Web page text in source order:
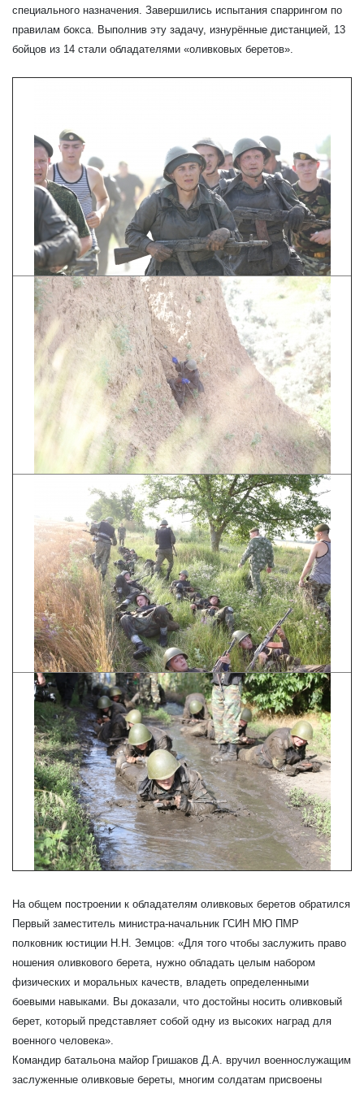
специального назначения. Завершились испытания спаррингом по
правилам бокса. Выполнив эту задачу, изнурённые дистанцией, 13
бойцов из 14 стали обладателями «оливковых беретов».
На общем построении к обладателям оливковых беретов обратился
Первый заместитель министра-начальник ГСИН МЮ ПМР
полковник юстиции Н.Н. Земцов: «Для того чтобы заслужить право
ношения оливкового берета, нужно обладать целым набором
физических и моральных качеств, владеть определенными
боевыми навыками. Вы доказали, что достойны носить оливковый
берет, который представляет собой одну из высоких наград для
военного человека».
Командир батальона майор Гришаков Д.А. вручил военнослужащим
заслуженные оливковые береты, многим солдатам присвоены